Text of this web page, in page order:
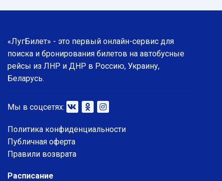
«ЛугБилет» - это первый онлайн-сервис для
поиска и бронирования билетов на автобусные
рейсы из ЛНР и ДНР в Россию, Украину,
Беларусь.
Мы в соцсетях:
Политика конфиденциальности
Публичная оферта
Правили возврата
Расписание